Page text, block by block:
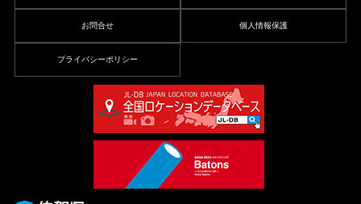
お問合せ 個人情報保護
プライバシーポリシー